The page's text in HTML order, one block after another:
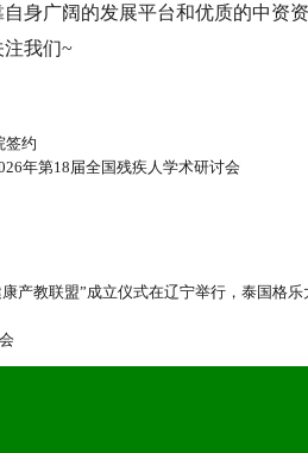
身广阔的发展平台和优质的中资
我们~
签约
年第18届全国残疾人学术研讨会
产教联盟”成立仪式在辽宁举行，泰国格乐